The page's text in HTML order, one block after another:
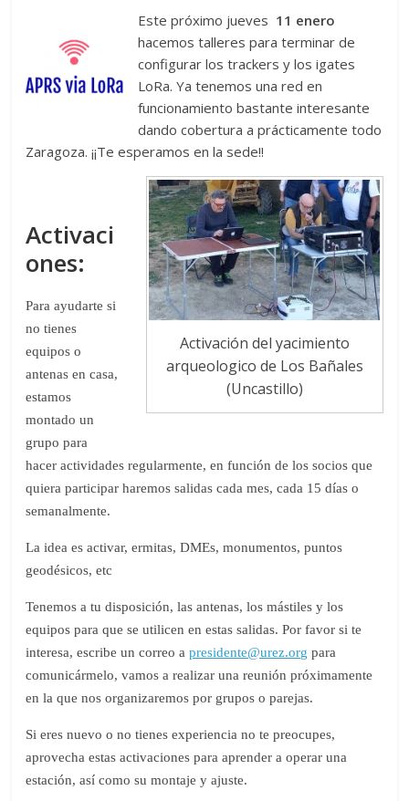
ZaragozaEste próximo jueves 11 enero
hacemos talleres para terminar de
configurar los trackers y los igates
LoRa. Ya tenemos una red en
funcionamiento bastante interesante
dando cobertura a prácticamente todo
Zaragoza. ¡¡Te esperamos en la sede!!
Activación del yacimiento
arqueologico de Los Bañales
(Uncastillo)
Activaci
ones:
Para ayudarte si
no tienes
equipos o
antenas en casa,
estamos
montado un
grupo para
hacer actividades regularmente, en función de los socios que
quiera participar haremos salidas cada mes, cada 15 días o
semanalmente.
La idea es activar, ermitas, DMEs, monumentos, puntos
geodésicos, etc
Tenemos a tu disposición, las antenas, los mástiles y los
equipos para que se utilicen en estas salidas. Por favor si te
interesa, escribe un correo apresidente@urez.org para
comunicármelo, vamos a realizar una reunión próximamente
en la que nos organizaremos por grupos o parejas.
Si eres nuevo o no tienes experiencia no te preocupes,
aprovecha estas activaciones para aprender a operar una
estación, así como su montaje y ajuste.